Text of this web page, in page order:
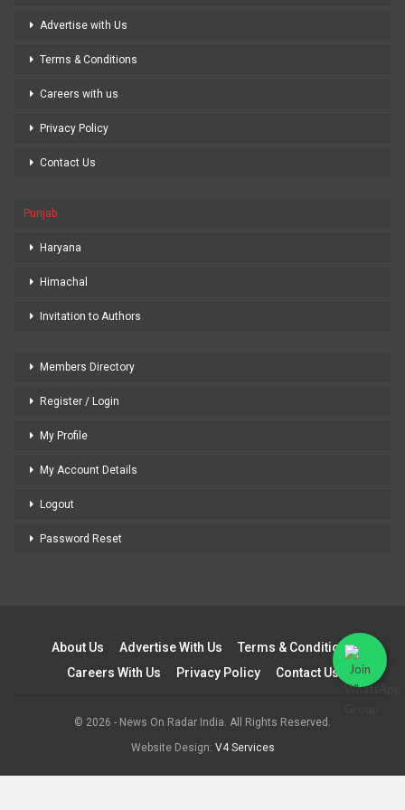
Advertise with Us
Terms & Conditions
Careers with us
Privacy Policy
Contact Us
Punjab
Haryana
Himachal
Invitation to Authors
Members Directory
Register / Login
My Profile
My Account Details
Logout
Password Reset
About Us Advertise With Us
Terms & Conditions
Careers With Us
Privacy Policy Contact Us
© 2026 - News On Radar India. All Rights Reserved.
Website Design: V4 Services